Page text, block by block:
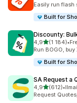
Easily run flash
Built for
Discounty:
4,9/ 5 tähteä
(1 184)
1184 •
Run BOGO,
Built for
SA Request a
4,9/ 5 tähteä
(612)
612 arvostelua
•
Request